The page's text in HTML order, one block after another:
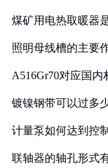
煤矿用电热取暖器
照明母线槽的主要
A516Gr70对应国
镀镍钢带可以过多
计量泵如何达到控
联轴器的轴孔形式